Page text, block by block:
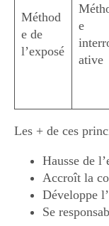
Méthod
e de
l’exposé
e
ative
Les + de ces
Hausse de
Accroît la
Développe
Se